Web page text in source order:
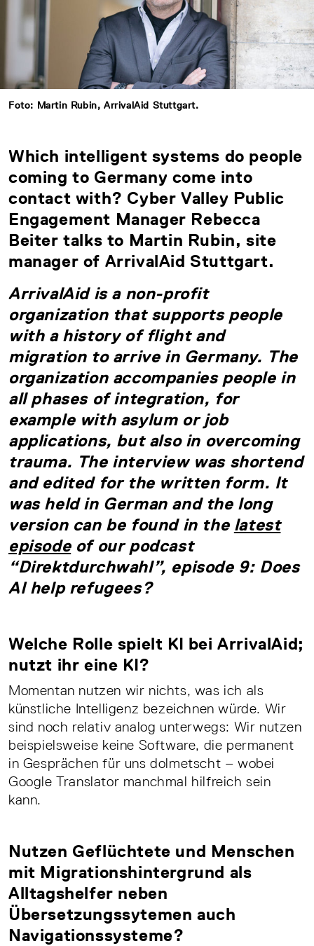
Foto: Martin Rubin, ArrivalAid Stuttgart.
Which intelligent systems do people
coming to Germany come into
contact with? Cyber Valley Public
Engagement Manager Rebecca
Beiter talks to Martin Rubin, site
manager of ArrivalAid Stuttgart.
ArrivalAid is a non-profit
organization that supports people
with a history of flight and
migration to arrive in Germany. The
organization accompanies people in
all phases of integration, for
example with asylum or job
applications, but also in overcoming
trauma. The interview was shortend
and edited for the written form. It
was held in German and the long
version can be found in the latest
episodeof our podcast
“Direktdurchwahl”, episode 9: Does
AI help refugees?
Welche Rolle spielt KI bei ArrivalAid;
nutzt ihr eine KI?
Momentan nutzen wir nichts, was ich als
künstliche Intelligenz bezeichnen würde. Wir
sind noch relativ analog unterwegs: Wir nutzen
beispielsweise keine Software, die permanent
in Gesprächen für uns dolmetscht – wobei
Google Translator manchmal hilfreich sein
kann.
Nutzen Geflüchtete und Menschen
mit Migrationshintergrund als
Alltagshelfer neben
Übersetzungssytemen auch
Navigationssysteme?